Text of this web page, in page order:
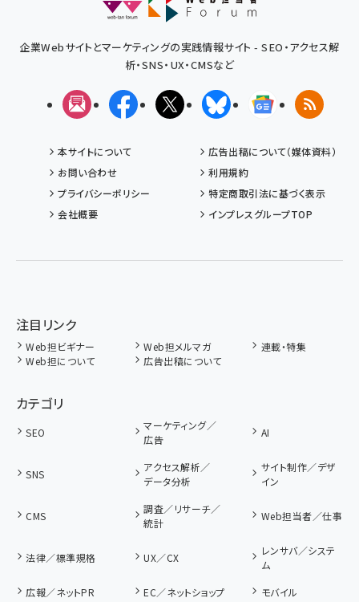
企業Webサイトとマーケティングの実践情報サイト - SEO・アクセス解
析・SNS・UX・CMSなど
メルマガFacebookX(エックス)BlueskyGoogleニュ
RSS
本サイトについて
広告出稿について（媒体資料）
お問い合わせ
利用規約
プライバシーポリシー
特定商取引法に基づく表示
会社概要
インプレスグループTOP
注目リンク
Web担ビギナー Web担メルマガ
連載・特集
Web担について
広告出稿について
カテゴリ
SEO
マーケティング／
広告
AI
SNS
アクセス解析／
データ分析
サイト制作／デザ
イン
CMS
調査／リサーチ／
統計
Web担当者／仕事
法律／標準規格 UX／CX
レンサバ／システ
ム
広報／ネットPR
EC／ネットショップ モバイル